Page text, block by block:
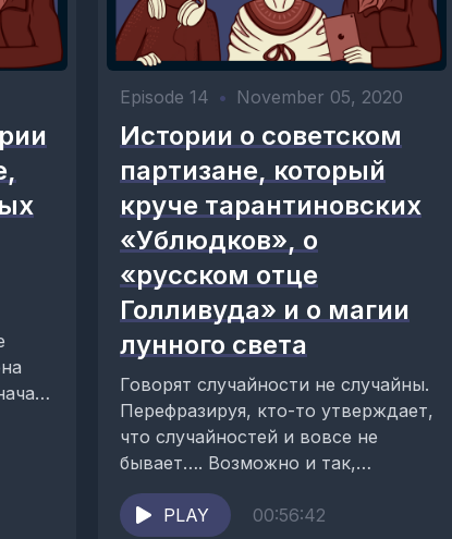
Episode 14 • November 05, 2020
Истории о советском
партизане, который
круче тарантиновских
«Ублюдков», о
«русском отце
Голливуда» и о магии
лунного света
Говорят случайности не случайны.
Перефразируя, кто-то утверждает,
что случайностей и вовсе не
бывает…. Возможно и так,
возможно совпадения можно
объяснить и вполне научно
PLAY 00:56:42